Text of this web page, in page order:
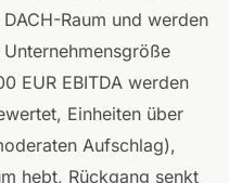
Raum und werden
EUR EBITDA werden
Einheiten über
Aufschlag),
hebt, Rückgang senkt